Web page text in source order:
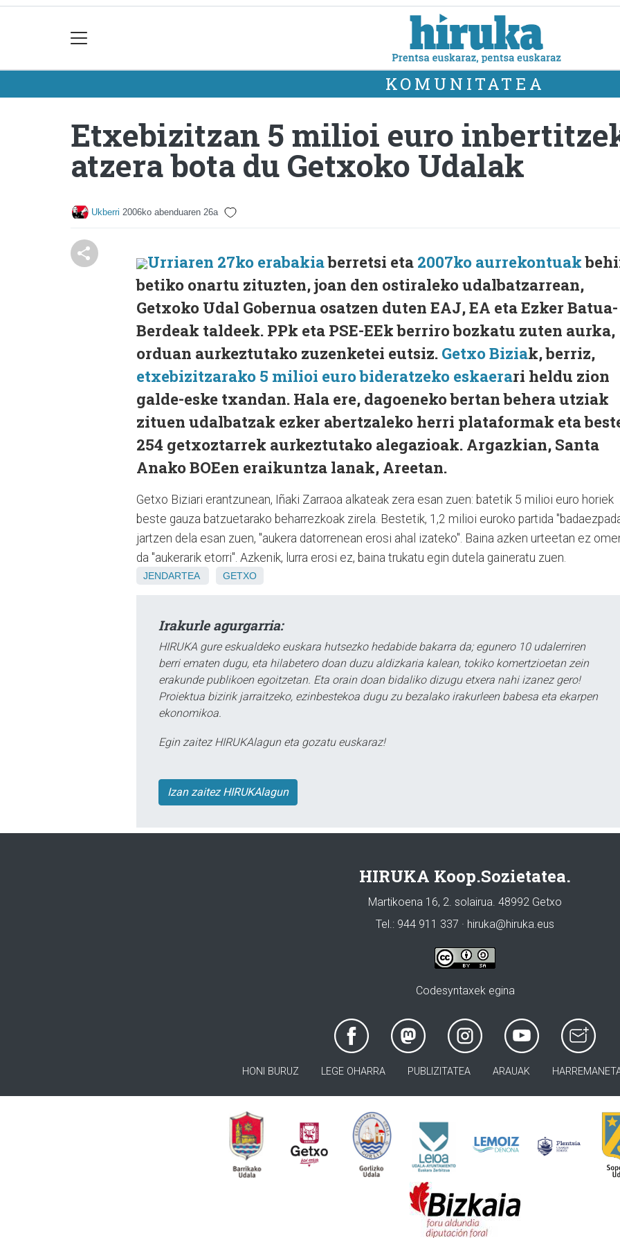
KOMUNITATEA
Etxebizitzan 5 milioi euro
atzera bota du Getxoko Udalak
Ukberri 2006ko abenduaren 26a
Urriaren 27ko erabakiaberretsi eta 2007ko aurrekontuak
betiko onartu zituzten, joan den ostiraleko udalbatzarrean,
Getxoko Udal Gobernua osatzen duten EAJ, EA eta Ezker Batua-
Berdeak taldeek. PPk eta PSE-EEk berriro bozkatu zuten aurka,
orduan aurkeztutako zuzenketei eutsiz. Getxo Biziak, berriz,
etxebizitzarako 5 milioi euro bideratzeko eskaerari heldu zion
galde-eske txandan. Hala ere, dagoeneko bertan behera utziak
zituen udalbatzak ezker abertzaleko herri plataformak eta
254 getxoztarrek aurkeztutako alegazioak. Argazkian, Santa
Anako BOEen eraikuntza lanak, Areetan.
Getxo Biziari erantzunean, Iñaki Zarraoa alkateak zera esan zuen: batetik 5 milioi euro horiek
beste gauza batzuetarako beharrezkoak zirela. Bestetik, 1,2 milioi euroko partida
jartzen dela esan zuen, "aukera datorrenean erosi ahal izateko". Baina azken urteetan ez
da "aukerarik etorri". Azkenik, lurra erosi ez, baina trukatu egin dutela gaineratu zuen.
JENDARTEA GETXO
Irakurle agurgarria:
HIRUKA gure eskualdeko euskara hutsezko hedabide bakarra da; egunero 10 udalerriren
berri ematen dugu, eta hilabetero doan duzu aldizkaria kalean, tokiko komertzioetan zein
erakunde publikoen egoitzetan. Eta orain doan bidaliko dizugu etxera nahi izanez gero!
Proiektua bizirik jarraitzeko, ezinbestekoa dugu zu bezalako irakurleen babesa eta ekarpen
ekonomikoa.
Egin zaitez HIRUKAlagun eta gozatu euskaraz!
Izan zaitez HIRUKAlagun
HIRUKA Koop.Sozietatea.
Martikoena 16, 2. solairua. 48992 Getxo
Tel.: 944 911 337 · hiruka@hiruka.eus
Codesyntaxek egina
HONI BURUZ LEGE OHARRA PUBLIZITATEA ARAUAK